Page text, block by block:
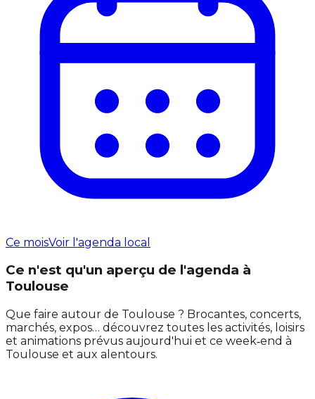
Ce moisVoir l'agenda local
Ce n'est qu'un aperçu de l'agenda à
Toulouse
Que faire autour de Toulouse ? Brocantes, concerts,
marchés, expos… découvrez toutes les activités, loisirs
et animations prévus aujourd'hui et ce week‑end à
Toulouse et aux alentours.